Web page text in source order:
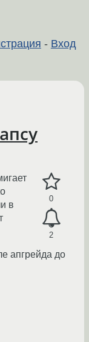
- Вход
0
2
в
апгрейда до